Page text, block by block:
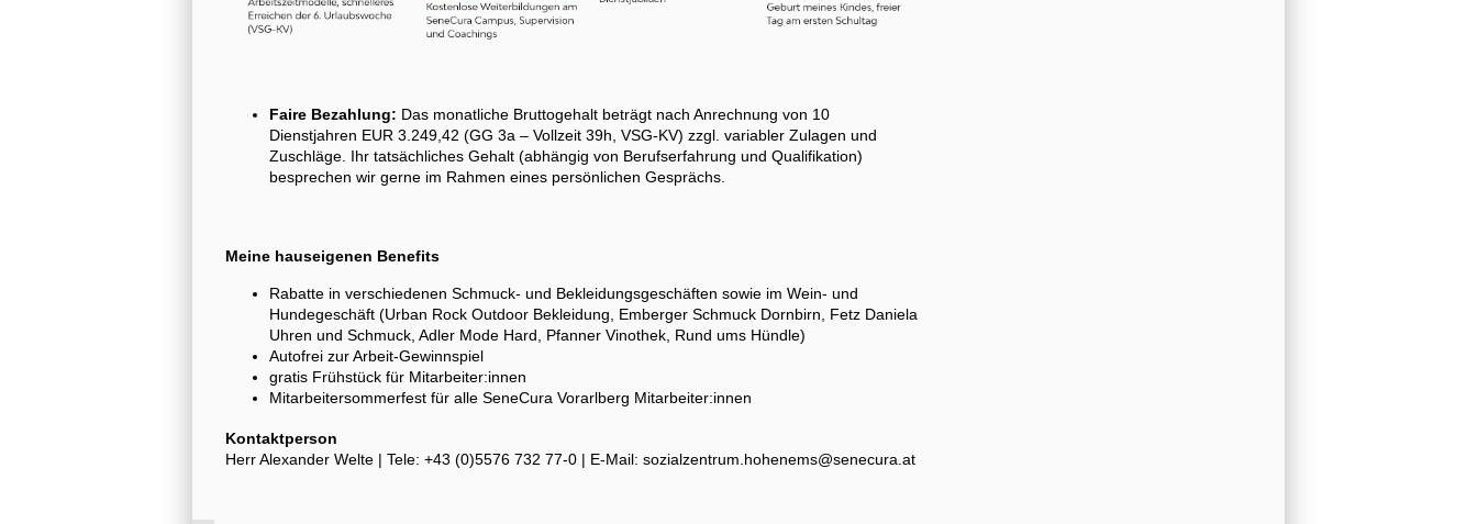
Faire Bezahlung: Das monatliche Bruttogehalt beträgt nach Anrechnung von 10
Dienstjahren EUR 3.249,42 (GG 3a – Vollzeit 39h, VSG-KV) zzgl. variabler Zulagen und
Zuschläge. Ihr tatsächliches Gehalt (abhängig von Berufserfahrung und Qualifikation)
besprechen wir gerne im Rahmen eines persönlichen Gesprächs.
Meine hauseigenen Benefits
Rabatte in verschiedenen Schmuck- und Bekleidungsgeschäften sowie im Wein- und
Hundegeschäft (Urban Rock Outdoor Bekleidung, Emberger Schmuck Dornbirn, Fetz Daniela
Uhren und Schmuck, Adler Mode Hard, Pfanner Vinothek, Rund ums Hündle)
Autofrei zur Arbeit-Gewinnspiel
gratis Frühstück für Mitarbeiter:innen
Mitarbeitersommerfest für alle SeneCura Vorarlberg Mitarbeiter:innen
Kontaktperson
Herr Alexander Welte | Tele: +43 (0)5576 732 77-0 | E-Mail: sozialzentrum.hohenems@senecura.at